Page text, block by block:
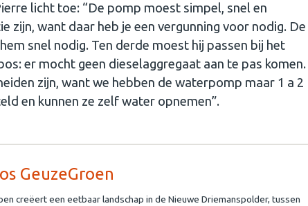
licht toe: “De pomp moest simpel, snel en
zijn, want daar heb je een vergunning voor nodig. De
snel nodig. Ten derde moest hij passen bij het
er mocht geen dieselaggregaat aan te pas komen.
zijn, want we hebben de waterpomp maar 1 a 2
en kunnen ze zelf water opnemen”.
GeuzeGroen
creëert een eetbaar landschap in de Nieuwe Driemanspolder, tussen